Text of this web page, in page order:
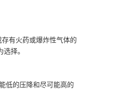
有火药或爆炸性气体的
择。
低的压降和尽可能高的